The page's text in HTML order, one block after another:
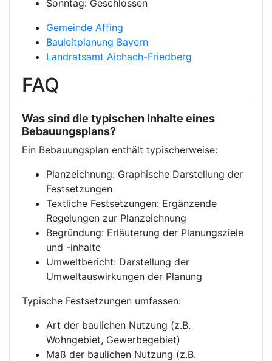
Sonntag: Geschlossen
Gemeinde Affing
Bauleitplanung Bayern
Landratsamt Aichach-Friedberg
FAQ
Was sind die typischen Inhalte eines
Bebauungsplans?
Ein Bebauungsplan enthält typischerweise:
Planzeichnung: Graphische Darstellung der
Festsetzungen
Textliche Festsetzungen: Ergänzende
Regelungen zur Planzeichnung
Begründung: Erläuterung der Planungsziele
und -inhalte
Umweltbericht: Darstellung der
Umweltauswirkungen der Planung
Typische Festsetzungen umfassen:
Art der baulichen Nutzung (z.B.
Wohngebiet, Gewerbegebiet)
Maß der baulichen Nutzung (z.B.